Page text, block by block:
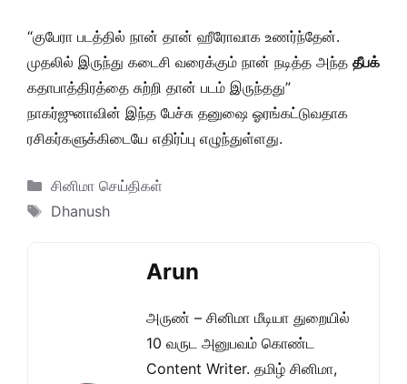
“குபேரா படத்தில் நான் தான் ஹீரோவாக உணர்ந்தேன்.
முதலில் இருந்து கடைசி வரைக்கும் நான் நடித்த அந்த தீபக்
கதாபாத்திரத்தை சுற்றி தான் படம் இருந்தது”
நாகர்ஜுனாவின் இந்த பேச்சு தனுஷை ஓரங்கட்டுவதாக
ரசிகர்களுக்கிடையே எதிர்ப்பு எழுந்துள்ளது.
Categories
சினிமா செய்திகள்
Tags
Dhanush
Arun
அருண் – சினிமா மீடியா துறையில்
10 வருட அனுபவம் கொண்ட
Content Writer. தமிழ் சினிமா,